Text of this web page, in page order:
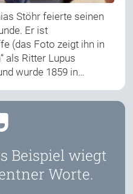
Stöhr feierte seinen
Er ist
(das Foto zeigt ihn in
als Ritter Lupus
wurde 1859 in…
Beispiel wiegt
Worte.